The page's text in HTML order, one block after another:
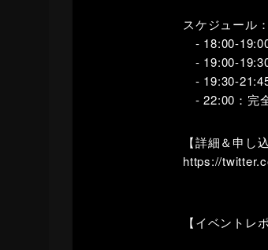
スケジュール：
- 18:00-
- 19:00-
- 19:30-
- 22:00：完
【詳細＆申し
https://
【イベントレ